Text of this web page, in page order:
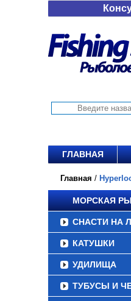
ГЛАВНАЯ
Главная /
МОРСКАЯ
СНАСТИ НА
КАТУШКИ
УДИЛИЩА
ТУБУСЫ И